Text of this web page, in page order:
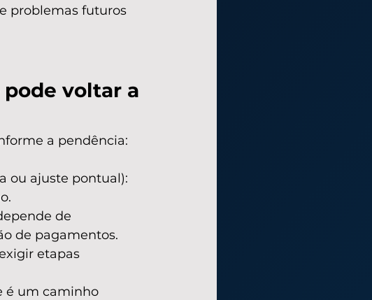
problemas futuros
voltar a
a pendência:
ou ajuste pontual):
de
de pagamentos.
etapas
é um caminho